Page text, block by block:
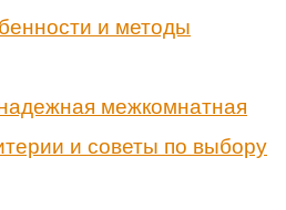
и методы
межкомнатная
и советы по выбору